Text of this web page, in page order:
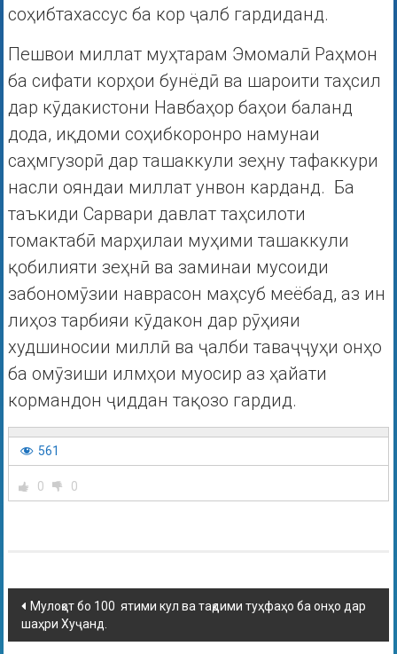
соҳибтахассус ба кор ҷалб гардиданд.
Пешвои миллат муҳтарам Эмомалӣ Раҳмон
ба сифати корҳои бунёдӣ ва шароити таҳсил
дар кӯдакистони Навбаҳор баҳои баланд
дода, иқдоми соҳибкоронро намунаи
саҳмгузорӣ дар ташаккули зеҳну тафаккури
насли ояндаи миллат унвон карданд. Ба
таъкиди Сарвари давлат таҳсилоти
томактабӣ марҳилаи муҳими ташаккули
қобилияти зеҳнӣ ва заминаи мусоиди
забономӯзии наврасон маҳсуб меёбад, аз ин
лиҳоз тарбияи кӯдакон дар рӯҳияи
худшиносии миллӣ ва ҷалби таваҷҷуҳи онҳо
ба омӯзиши илмҳои муосир аз ҳайати
кормандон ҷиддан тақозо гардид.
561
0 0
Мулоқот бо 100 ятими кул ва тақдими туҳфаҳо ба онҳо дар
шаҳри Хуҷанд.